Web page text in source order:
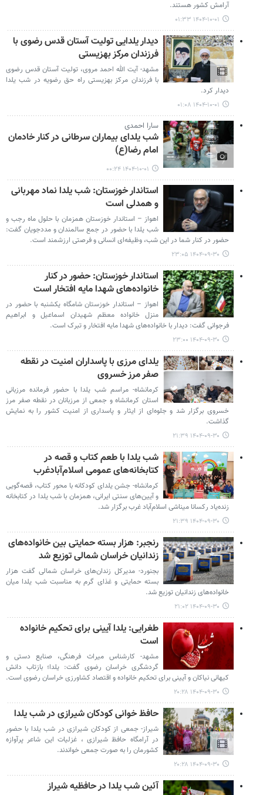
آرامش کشور هستند.
۱۴۰۴-۱۰-۰۱ ۰۱:۳۳
دیدار یلدایی تولیت آستان قدس رضوی با
فرزندان مرکز بهزیستی
مشهد- آیت الله احمد مروی، تولیت آستان قدس رضوی
با فرزندان مرکز بهزیستی راه حق رضویه در شب یلدا
دیدار کرد.
۱۴۰۴-۱۰-۰۱ ۰۱:۰۸
سارا احمدی
شب یلدای بیماران سرطانی در کنار خادمان
امام رضا(ع)
۱۴۰۴-۱۰-۰۱ ۰۰:۲۴
استاندار خوزستان: شب یلدا نماد مهربانی
و همدلی است
اهواز – استاندار خوزستان همزمان با حلول ماه رجب و
شب یلدا با حضور در جمع سالمندان و مددجویان گفت:
حضور در کنار شما در این شب، وظیفه‌ای انسانی و فرصتی ارزشمند است.
۱۴۰۴-۰۹-۳۰ ۲۳:۰۵
استاندار خوزستان: حضور در کنار
خانواده‌های شهدا مایه افتخار است
اهواز – استاندار خوزستان شامگاه یکشنبه با حضور در
منزل خانواده معظم شهیدان اسماعیل و ابراهیم
فرجوانی گفت: دیدار با خانواده‌های شهدا مایه افتخار و تبرک است.
۱۴۰۴-۰۹-۳۰ ۲۳:۰۰
یلدای مرزی با پاسداران امنیت در نقطه
صفر مرز خسروی
کرمانشاه- مراسم شب یلدا با حضور فرمانده مرزبانی
استان کرمانشاه و جمعی از مرزبانان در نقطه صفر مرز
خسروی برگزار شد و جلوه‌ای از ایثار و پاسداری از امنیت کشور را به نمایش
گذاشت.
۱۴۰۴-۰۹-۳۰ ۲۱:۳۹
شب یلدا با طعم کتاب و قصه در
کتابخانه‌های عمومی اسلام‌آبادغرب
کرمانشاه- جشن یلدای کودکانه با محور کتاب، قصه‌گویی
و آیین‌های سنتی ایرانی، همزمان با شب یلدا در کتابخانه
زنده‌یاد رکسانا میناشی اسلام‌آباد غرب برگزار شد.
۱۴۰۴-۰۹-۳۰ ۲۱:۳۹
رنجبر: هزار بسته حمایتی بین خانواده‌های
زندانیان خراسان شمالی توزیع شد
بجنورد- مدیرکل زندان‌های خراسان شمالی گفت هزار
بسته حمایتی و غذای گرم به مناسبت شب یلدا میان
خانواده‌های زندانیان توزیع شد.
۱۴۰۴-۰۹-۳۰ ۲۱:۰۲
طغرایی: یلدا آیینی برای تحکیم خانواده
است
مشهد- کارشناس میراث فرهنگی، صنایع دستی و
گردشگری خراسان رضوی گفت: یلدا؛ بازتاب دانش
کیهانی نیاکان و آیینی برای تحکیم خانواده و اقتصاد کشاورزی خراسان رضوی است.
۱۴۰۴-۰۹-۳۰ ۲۰:۲۸
حافظ خوانی کودکان شیرازی در شب یلدا
شیراز- جمعی از کودکان شیرازی در شب یلدا با حضور
در آرامگاه حافظ شیرازی ، غزلیات این شاعر پرآوازه
کشورمان را به صورت جمعی خواندند.
۱۴۰۴-۰۹-۳۰ ۲۰:۲۸
آئین شب یلدا در حافظیه شیراز